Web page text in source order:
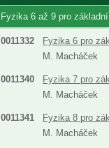
Fyzika 6 až 9 pro
0011332
Fyzika 6 pro
M. Macháček
0011340
Fyzika 7 pro
M. Macháček
0011341
Fyzika 8 pro
M. Macháček